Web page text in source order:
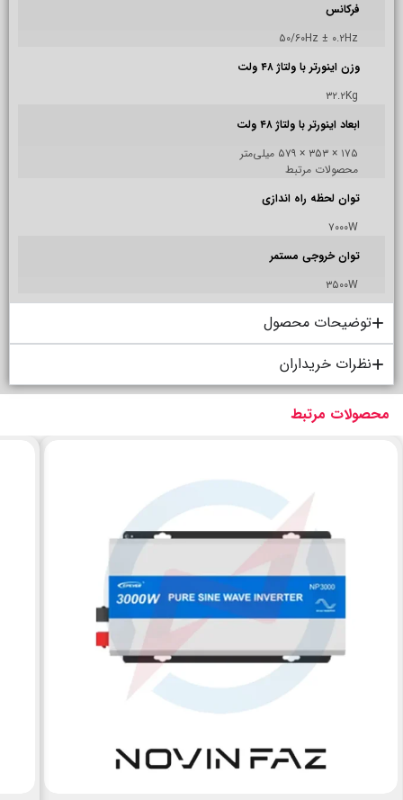
فرکانس
۵۰/۶۰Hz ± ۰.۲Hz
وزن اینورتر با ولتاژ ۴۸ ولت
۳۲.۲Kg
ابعاد اینورتر با ولتاژ ۴۸ ولت
۱۷۵ × ۳۵۳ × ۵۷۹ میلی‌متر
محصولات مرتبط
توان لحظه راه اندازی
۷۰۰۰W
توان خروجی مستمر
۳۵۰۰W
توضیحات محصول
نظرات خریداران
محصولات مرتبط